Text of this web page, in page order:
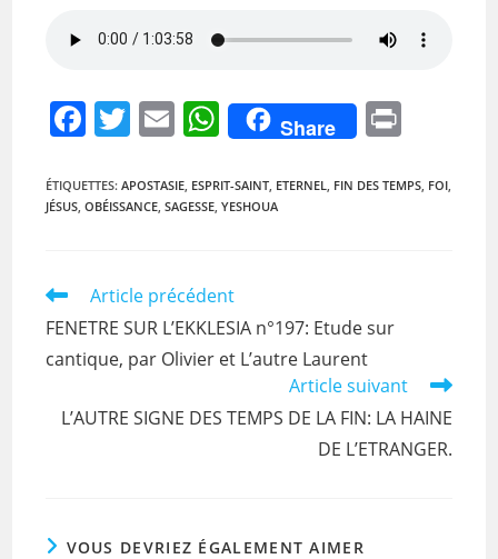
F
c
e
o
o
k
T
itt
er
E
ai
l
W
h
at
s
p
p
Share
t
ÉTIQUETTES:APOSTASIE ESPRIT-SAINT ETERNEL FIN DES TEMPS FOI
JÉSUS OBÉISSANCE SAGESSE YESHOUA
Read
articles
Article précédent
FENETRE SUR L’EKKLESIA n°197: Etude sur
cantique, par Olivier et L’autre Laurent
Article suivant
L’AUTRE SIGNE DES TEMPS DE LA FIN: LA HAINE
DE L’ETRANGER.
VOUS DEVRIEZ ÉGALEMENT AIMER